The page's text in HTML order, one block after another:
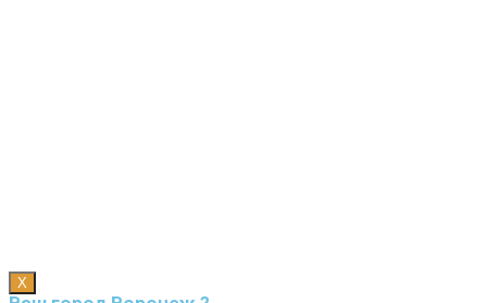
X